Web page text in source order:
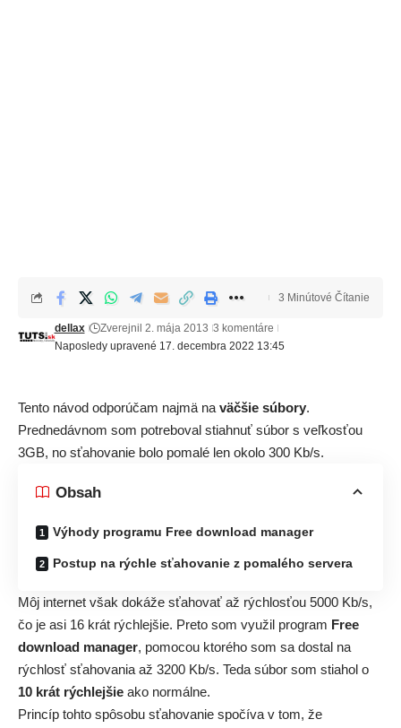
Naposledy upravené 17. decembra 2022 13:45
dellax Zverejnil 2. mája 2013 3 komentáre
3 Minútové Čítanie
Tento návod odporúčam najmä na väčšie súbory.
Prednedávnom som potreboval stiahnuť súbor s veľkosťou
3GB, no sťahovanie bolo pomalé len okolo 300 Kb/s.
Obsah
Výhody programu Free download manager
Postup na rýchle sťahovanie z pomalého servera
Môj internet však dokáže sťahovať až rýchlosťou 5000 Kb/s,
čo je asi 16 krát rýchlejšie. Preto som využil program Free
download manager, pomocou ktorého som sa dostal na
rýchlosť sťahovania až 3200 Kb/s. Teda súbor som stiahol o
10 krát rýchlejšie ako normálne.
Princíp tohto spôsobu sťahovanie spočíva v tom, že